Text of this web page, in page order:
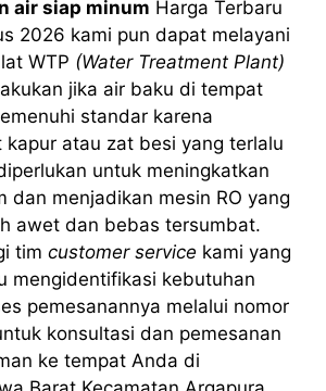
air siap minum Harga Terbaru
2026 kami pun dapat melayani
WTP (Water Treatment Plant)
jika air baku di tempat
standar karena
kapur atau zat besi yang terlalu
untuk meningkatkan
dan menjadikan mesin RO yang
awet dan bebas tersumbat.
tim customer service kami yang
mengidentifikasi kebutuhan
pemesanannya melalui nomor
konsultasi dan pemesanan
ke tempat Anda di